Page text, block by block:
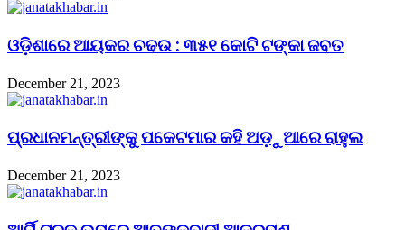
ଓଡ଼ିଶାରେ ଆୟକର ଚଢଉ : ୩୫୧ କୋଟି ଟଙ୍କା ଜବତ
December 21, 2023
ପ୍ରଧାନମନ୍ତ୍ରୀଙ୍କୁ ପକେଟମାର କହି ଅଡ଼ୁଆରେ ରାହୁଲ
December 21, 2023